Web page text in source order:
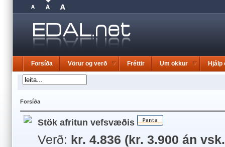
Forsíða Vörur og verð Fréttir Um okkur Hjálp
Forsíða
Stök afritun vefsvæðis
Verð: kr. 4.836 (kr. 3.900 án